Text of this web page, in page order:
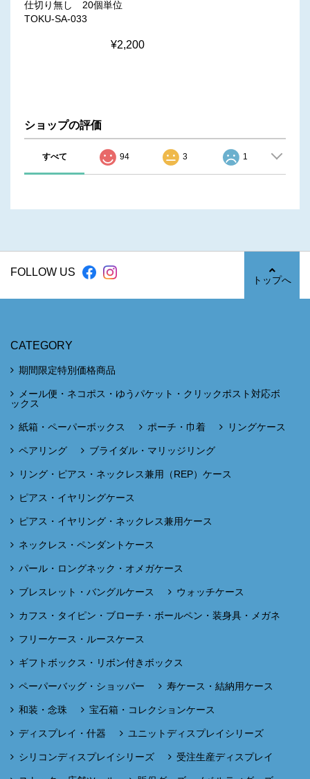
仕切り無し 20個単位
TOKU-SA-033
¥2,200
ショップの評価
すべて 94 3 1
FOLLOW US
トップへ
CATEGORY
期間限定特別価格商品
メール便・ネコポス・ゆうパケット・クリックポスト対応ボ
ックス
紙箱・ペーパーボックス ポーチ・巾着 リングケース
ペアリング ブライダル・マリッジリング
リング・ピアス・ネックレス兼用（REP）ケース
ピアス・イヤリングケース
ピアス・イヤリング・ネックレス兼用ケース
ネックレス・ペンダントケース
パール・ロングネック・オメガケース
ブレスレット・バングルケース ウォッチケース
カフス・タイピン・ブローチ・ボールペン・装身具・メガネ
フリーケース・ルースケース
ギフトボックス・リボン付きボックス
ペーパーバッグ・ショッパー 寿ケース・結納用ケース
和装・念珠 宝石箱・コレクションケース
ディスプレイ・什器 ユニットディスプレイシリーズ
シリコンディスプレイシリーズ 受注生産ディスプレイ